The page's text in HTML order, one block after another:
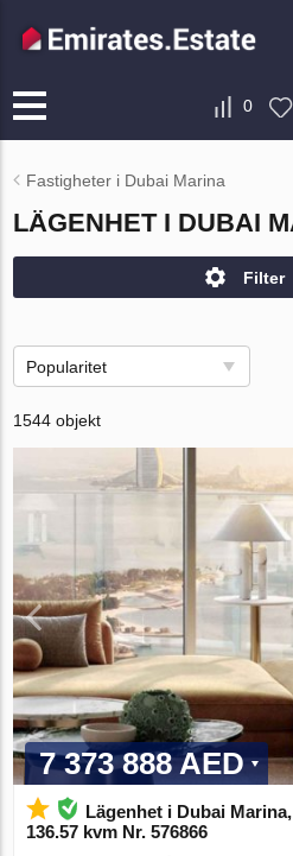
0
Fastigheter i Dubai Marina
LÄGENHET I DUBAI
Filter
Popularitet
1544 objekt
7 373 888 AED
Lägenhet i Dubai
136.57 kvm Nr. 576866